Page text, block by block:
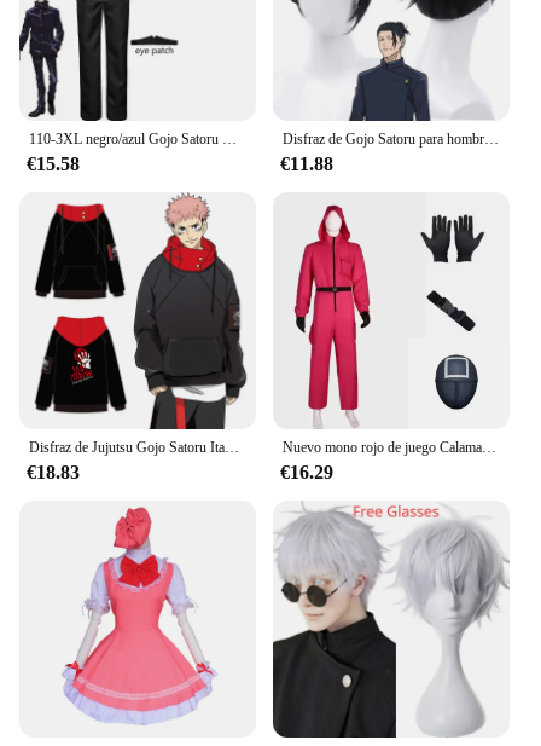
110-3XL negro/azul Gojo Satoru Cosplay disfraz parche en el ojo pelucas gafas Anime fiesta de Halloween hombres niños uniformes
€15.58
Disfraz de Gojo Satoru para hombre, uniforme de Cosplay, Jujutsu Kaisen, gafas de sol, Geto Suguru
€11.88
Disfraz de Jujutsu Gojo Satoru Itadori Yuji para adultos, Jersey Unisex, abrigo informal con capucha, chaqueta y pantalones
€18.83
Nuevo mono rojo de juego Calamari, chándal de fiesta para Cosplay, accesorios, juego de rol, disfraz clásico de cinturón de TV coreano, conjunto de máscara completa
€16.29